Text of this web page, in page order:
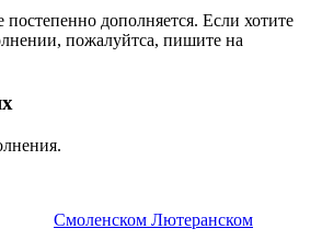
дополняется. Если хотите
пожалуйтса, пишите на
Смоленском Лютеранском